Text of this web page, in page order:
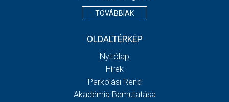
TOVÁBBIAK
OLDALTÉRKÉP
Nyitólap
Hírek
Parkolási Rend
Akadémia Bemutatása